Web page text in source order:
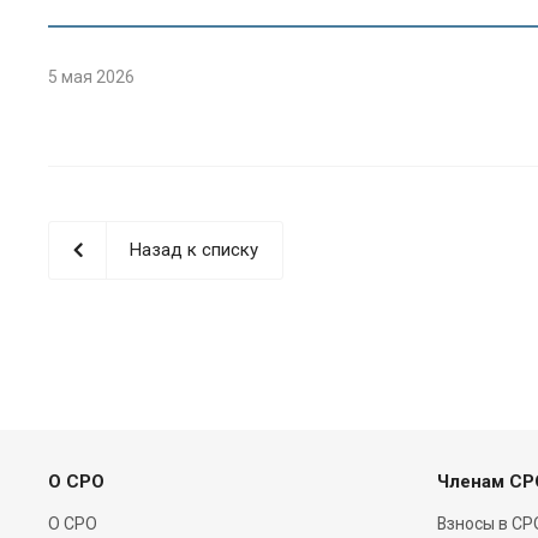
5 мая 2026
Назад к списку
О СРО
О СРО
Членам
Взносы в